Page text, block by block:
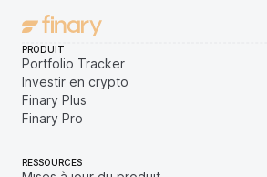
PRODUIT
Portfolio Tracker
Investir en crypto
Finary Plus
Finary Pro
RESSOURCES